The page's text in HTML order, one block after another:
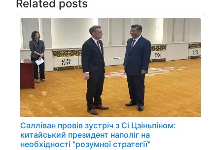
Related posts
Салліван провів зустріч з Сі Цзіньпіном:
китайський президент наполіг на
необхідності "розумної стратегії"